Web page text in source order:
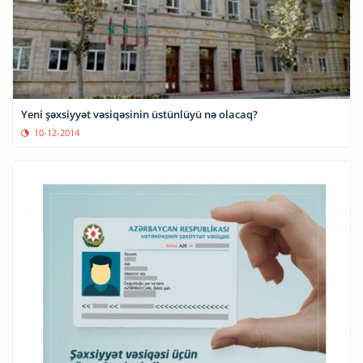
Yeni şəxsiyyət vəsiqəsinin üstünlüyü nə olacaq?
10-12-2014